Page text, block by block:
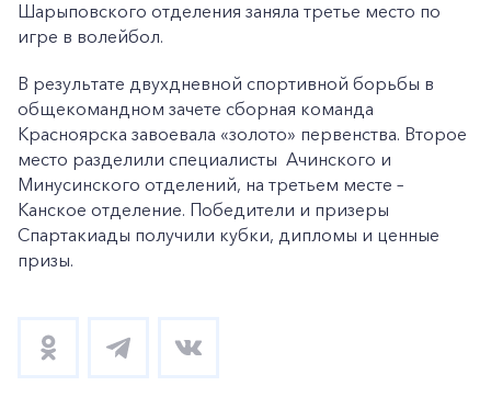
Шарыповского отделения заняла третье место по
игре в волейбол.
В результате двухдневной спортивной борьбы в
общекомандном зачете сборная команда
Красноярска завоевала «золото» первенства. Второе
место разделили специалисты Ачинского и
Минусинского отделений, на третьем месте –
Канское отделение. Победители и призеры
Спартакиады получили кубки, дипломы и ценные
призы.